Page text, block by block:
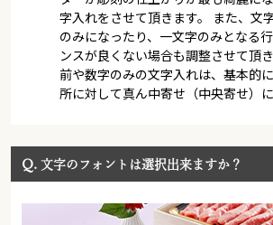
字入れをさせて頂きます。 また、文
のみになったり、一文字のみとなる
ンスが良くない場合も調整させて頂
前や数字のみの文字入れは、基本的
所に対して真ん中寄せ（中央寄せ）に
Q. 文字のフォントは選択出来ますか？